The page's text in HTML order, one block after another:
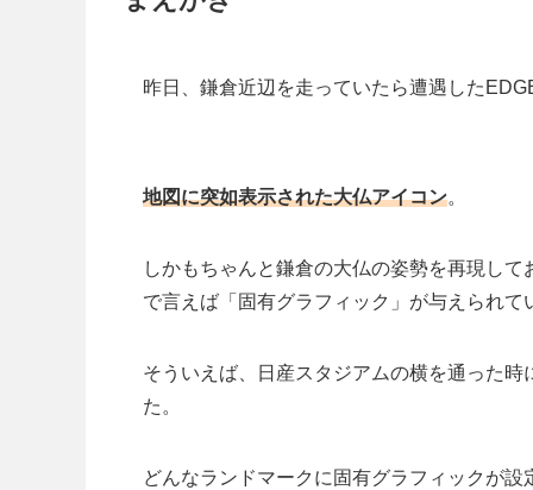
昨日、鎌倉近辺を走っていたら遭遇した
地図に突如表示された大仏アイコン。
しかもちゃんと鎌倉の大仏の姿勢を再現し
で言えば「固有グラフィック」が与えられて
そういえば、日産スタジアムの横を通った
た。
どんなランドマークに固有グラフィックが